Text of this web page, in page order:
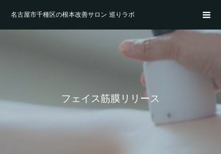
名古屋市千種区の根本改善サロン 巡りラボ
フェイス筋膜リリース